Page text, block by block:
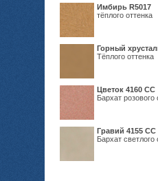
Имбирь R5017
тёплого оттенка
Горный
Тёплого оттенка
Цветок 4160 СС
Бархат розового
Гравий 4155 СС
Бархат светлого